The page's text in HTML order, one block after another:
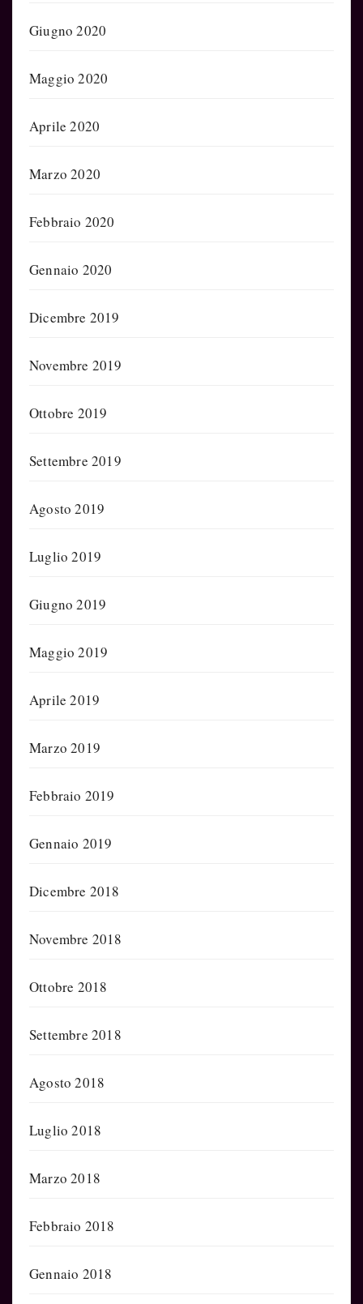
Giugno 2020
Maggio 2020
Aprile 2020
Marzo 2020
Febbraio 2020
Gennaio 2020
Dicembre 2019
Novembre 2019
Ottobre 2019
Settembre 2019
Agosto 2019
Luglio 2019
Giugno 2019
Maggio 2019
Aprile 2019
Marzo 2019
Febbraio 2019
Gennaio 2019
Dicembre 2018
Novembre 2018
Ottobre 2018
Settembre 2018
Agosto 2018
Luglio 2018
Marzo 2018
Febbraio 2018
Gennaio 2018